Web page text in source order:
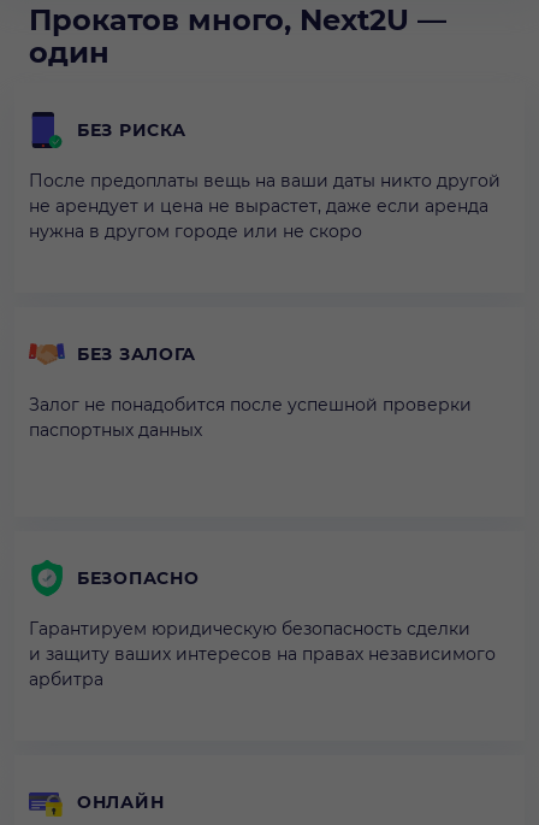
Прокатов много, Next2U —
один
БЕЗ РИСКА
После предоплаты вещь на ваши даты никто другой
не арендует и цена не вырастет, даже если аренда
нужна в другом городе или не скоро
БЕЗ ЗАЛОГА
Залог не понадобится после успешной проверки
паспортных данных
БЕЗОПАСНО
Гарантируем юридическую безопасность сделки
и защиту ваших интересов на правах независимого
арбитра
ОНЛАЙН